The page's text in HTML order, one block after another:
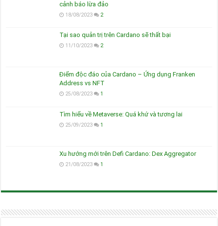
cảnh báo lừa đảo
18/08/2023 2
Tại sao quản trị trên Cardano sẽ thất bại
11/10/2023 2
Điểm độc đáo của Cardano – Ứng dụng Franken
Address vs NFT
25/08/2023 1
Tìm hiểu về Metaverse: Quá khứ và tương lai
25/09/2023 1
Xu hướng mới trên Defi Cardano: Dex Aggregator
21/08/2023 1